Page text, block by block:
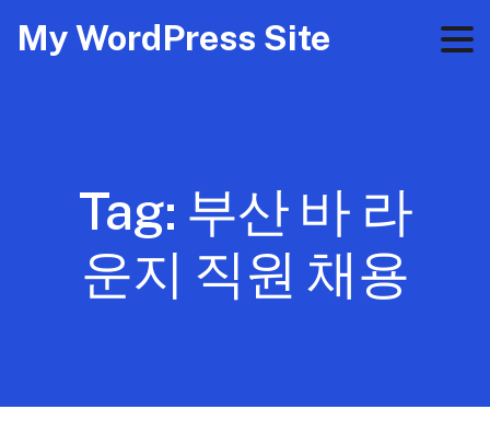
My WordPress Site
Tag: 부산 바 라
운지 직원 채용